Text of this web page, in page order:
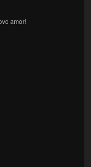
amor!